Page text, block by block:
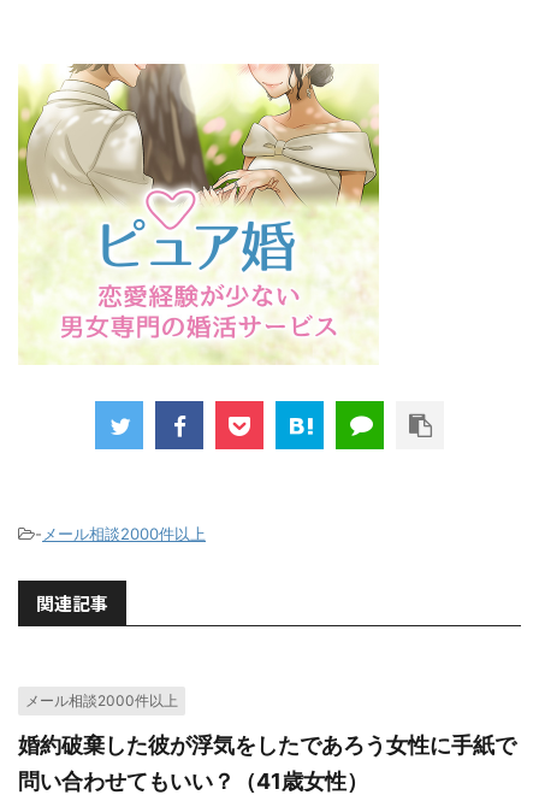
- メール相談2000件以上
関連記事
メール相談2000件以上
婚約破棄した彼が浮気をしたであろう女性に手紙で
問い合わせてもいい？（41歳女性）